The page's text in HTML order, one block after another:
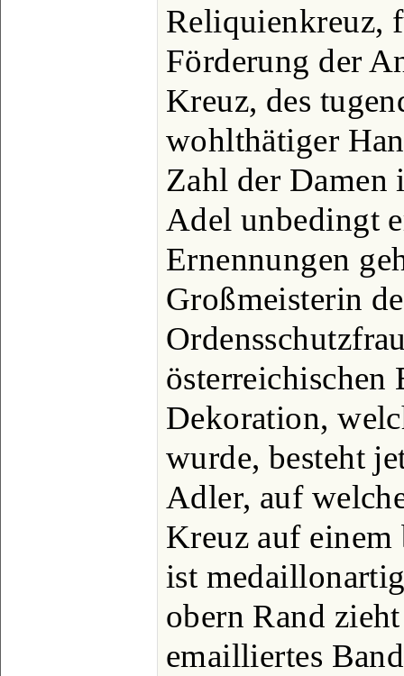
Reliquienkreuz,
Förderung der
Kreuz, des
wohlthätiger
Zahl der Damen
Adel unbedingt
Ernennungen
Großmeisterin
österreichischen
Dekoration,
wurde, besteht
Adler, auf
Kreuz auf einem
ist
obern Rand
emailliertes